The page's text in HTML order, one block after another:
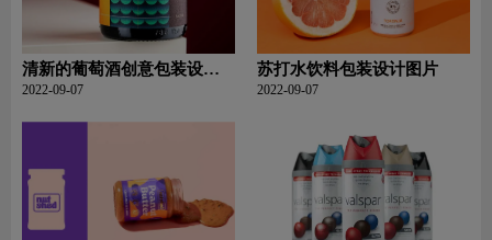
清新的葡萄酒创意包装设计
图片
2022-09-07
苏打水饮料包装设计图片
2022-09-07